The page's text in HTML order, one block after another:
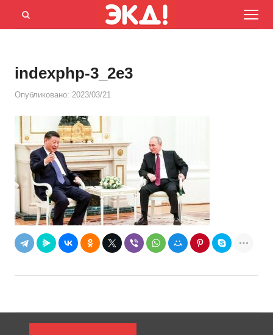
Menu
Открыть
indexphp-3_2e3
Опубликовано: 2023/03/21